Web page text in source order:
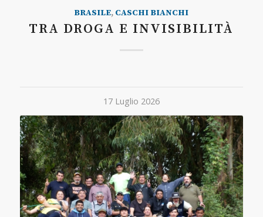
BRASILE, CASCHI BIANCHI
TRA DROGA E INVISIBILITÀ
17 Luglio 2026